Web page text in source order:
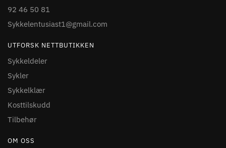
92 46 50 81
Sykkelentusiast1@gmail.com
UTFORSK NETTBUTIKKEN
Sykkeldeler
Sykler
Sykkelklær
Kosttilskudd
Tilbehør
OM OSS